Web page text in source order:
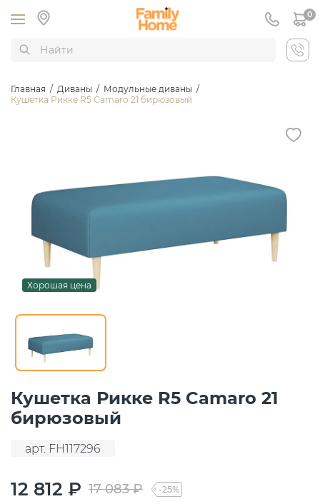
0
Главная / Диваны / Модульные диваны /
Кушетка Рикке R5 Camaro 21 бирюзовый
Хорошая цена
Кушетка Рикке R5 Camaro 21
бирюзовый
арт. FH117296
12 812 ₽ 17 083 ₽ -25%